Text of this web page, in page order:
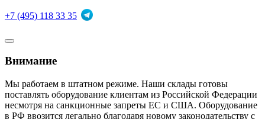
+7 (495) 118 33 35
Внимание
Мы работаем в штатном режиме. Наши склады готовы
поставлять оборудование клиентам из Российской Федерации
несмотря на санкционные запреты ЕС и США. Оборудование
в РФ ввозится легально благодаря новому законодательству с